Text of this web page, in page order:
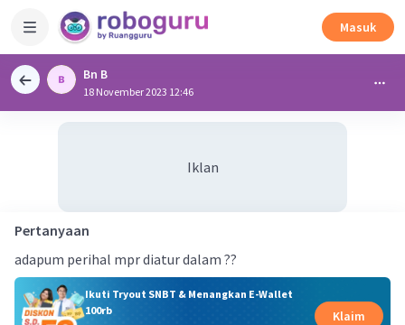
Masuk
Bn B
18 November 2023 12:46
Iklan
Pertanyaan
adapum perihal mpr diatur dalam ??
Ikuti Tryout SNBT & Menangkan E-Wallet
100rb
Klaim